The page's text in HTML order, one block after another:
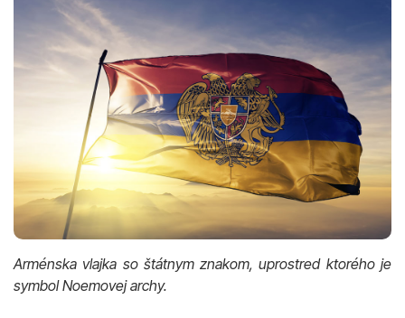
Arménska vlajka so štátnym znakom, uprostred ktorého je
symbol Noemovej archy.